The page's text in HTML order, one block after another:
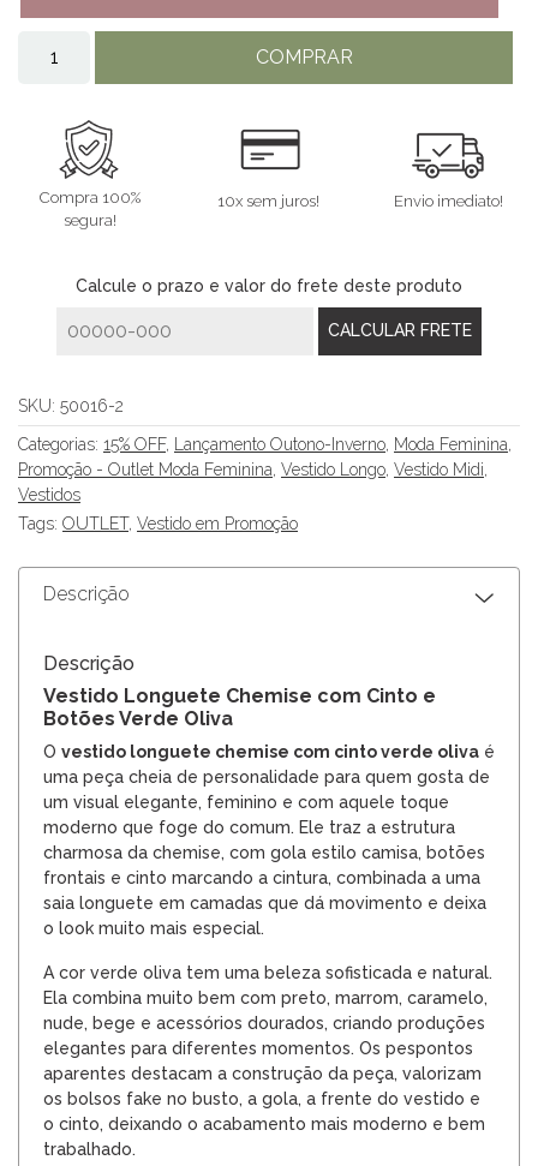
COMPRAR
Compra 100%
segura!
10x sem juros! Envio imediato!
Calcule o prazo e valor do frete deste produto
SKU: 50016-2
Categorias: 15% OFF, Lançamento Outono-Inverno, Moda Feminina,
Promoção - Outlet Moda Feminina, Vestido Longo, Vestido Midi,
Vestidos
Tags: OUTLET, Vestido em Promoção
Descrição
Descrição
Vestido Longuete Chemise com Cinto e
Botões Verde Oliva
O vestido longuete chemise com cinto verde oliva é
uma peça cheia de personalidade para quem gosta de
um visual elegante, feminino e com aquele toque
moderno que foge do comum. Ele traz a estrutura
charmosa da chemise, com gola estilo camisa, botões
frontais e cinto marcando a cintura, combinada a uma
saia longuete em camadas que dá movimento e deixa
o look muito mais especial.
A cor verde oliva tem uma beleza sofisticada e natural.
Ela combina muito bem com preto, marrom, caramelo,
nude, bege e acessórios dourados, criando produções
elegantes para diferentes momentos. Os pespontos
aparentes destacam a construção da peça, valorizam
os bolsos fake no busto, a gola, a frente do vestido e
o cinto, deixando o acabamento mais moderno e bem
trabalhado.